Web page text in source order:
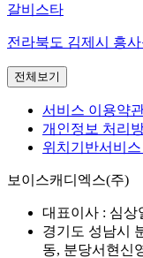
갈비스타
전라북도 김제시 흥사
전체보기
서비스 이용약
개인정보 처리
위치기반서비
보이스캐디엑스(주)
대표이사 : 심상
경기도 성남시
동, 분당서현신